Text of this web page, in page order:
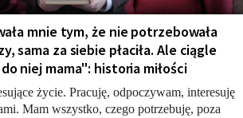
mnie tym, że nie potrzebowała
sama za siebie płaciła. Ale ciągle
niej mama": historia miłości
życie. Pracuję, odpoczywam, interesuję
Mam wszystko, czego potrzebuję, poza